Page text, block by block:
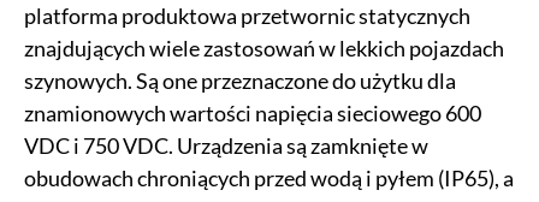
platforma produktowa przetwornic statycznych
znajdujących wiele zastosowań w lekkich pojazdach
szynowych. Są one przeznaczone do użytku dla
znamionowych wartości napięcia sieciowego 600
VDC i 750 VDC. Urządzenia są zamknięte w
obudowach chroniących przed wodą i pyłem (IP65), a